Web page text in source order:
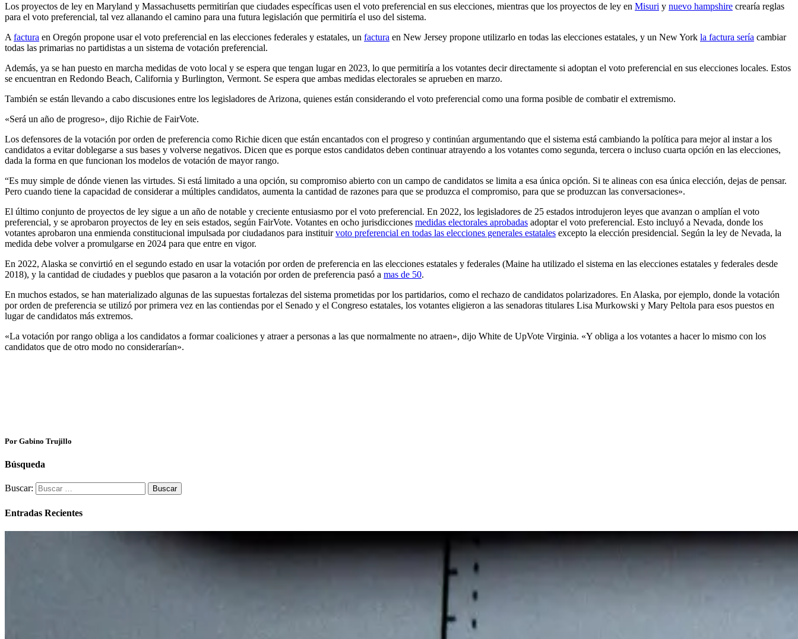
Los proyectos de ley en Maryland y Massachusetts permitirían que ciudades específicas usen el voto preferencial en sus elecciones, mientras que los proyectos de ley en Misuri y nuevo hampshire crearía reglas
para el voto preferencial, tal vez allanando el camino para una futura legislación que permitiría el uso del sistema.
A factura en Oregón propone usar el voto preferencial en las elecciones federales y estatales, un factura en New Jersey propone utilizarlo en todas las elecciones estatales, y un New York la factura sería cambiar
todas las primarias no partidistas a un sistema de votación preferencial.
Además, ya se han puesto en marcha medidas de voto local y se espera que tengan lugar en 2023, lo que permitiría a los votantes decir directamente si adoptan el voto preferencial en sus elecciones locales. Estos
se encuentran en Redondo Beach, California y Burlington, Vermont. Se espera que ambas medidas electorales se aprueben en marzo.
También se están llevando a cabo discusiones entre los legisladores de Arizona, quienes están considerando el voto preferencial como una forma posible de combatir el extremismo.
«Será un año de progreso», dijo Richie de FairVote.
Los defensores de la votación por orden de preferencia como Richie dicen que están encantados con el progreso y continúan argumentando que el sistema está cambiando la política para mejor al instar a los
candidatos a evitar doblegarse a sus bases y volverse negativos. Dicen que es porque estos candidatos deben continuar atrayendo a los votantes como segunda, tercera o incluso cuarta opción en las elecciones,
dada la forma en que funcionan los modelos de votación de mayor rango.
“Es muy simple de dónde vienen las virtudes. Si está limitado a una opción, su compromiso abierto con un campo de candidatos se limita a esa única opción. Si te alineas con esa única elección, dejas de pensar.
Pero cuando tiene la capacidad de considerar a múltiples candidatos, aumenta la cantidad de razones para que se produzca el compromiso, para que se produzcan las conversaciones».
El último conjunto de proyectos de ley sigue a un año de notable y creciente entusiasmo por el voto preferencial. En 2022, los legisladores de 25 estados introdujeron leyes que avanzan o amplían el voto
preferencial, y se aprobaron proyectos de ley en seis estados, según FairVote. Votantes en ocho jurisdicciones medidas electorales aprobadas adoptar el voto preferencial. Esto incluyó a Nevada, donde los
votantes aprobaron una enmienda constitucional impulsada por ciudadanos para instituirvoto preferencial en todas las elecciones generales estatales excepto la elección presidencial. Según la ley de Nevada, la
medida debe volver a promulgarse en 2024 para que entre en vigor.
En 2022, Alaska se convirtió en el segundo estado en usar la votación por orden de preferencia en las elecciones estatales y federales (Maine ha utilizado el sistema en las elecciones estatales y federales desde
2018), y la cantidad de ciudades y pueblos que pasaron a la votación por orden de preferencia pasó a mas de 50.
En muchos estados, se han materializado algunas de las supuestas fortalezas del sistema prometidas por los partidarios, como el rechazo de candidatos polarizadores. En Alaska, por ejemplo, donde la votación
por orden de preferencia se utilizó por primera vez en las contiendas por el Senado y el Congreso estatales, los votantes eligieron a las senadoras titulares Lisa Murkowski y Mary Peltola para esos puestos en
lugar de candidatos más extremos.
«La votación por rango obliga a los candidatos a formar coaliciones y atraer a personas a las que normalmente no atraen», dijo White de UpVote Virginia. «Y obliga a los votantes a hacer lo mismo con los
candidatos que de otro modo no considerarían».
Por Gabino Trujillo
Búsqueda
Buscar:
Entradas Recientes